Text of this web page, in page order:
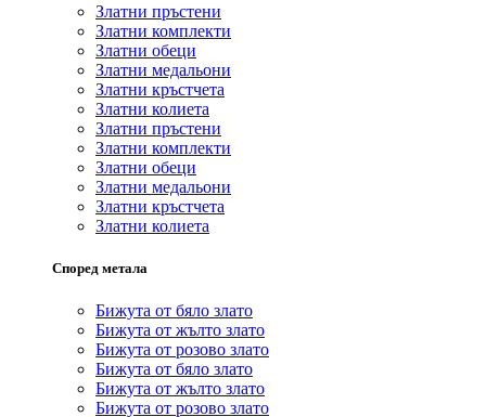
Златни пръстени
Златни комплекти
Златни обеци
Златни медальони
Златни кръстчета
Златни колиета
Златни пръстени
Златни комплекти
Златни обеци
Златни медальони
Златни кръстчета
Златни колиета
Според метала
Бижута от бяло злато
Бижута от жълто злато
Бижута от розово злато
Бижута от бяло злато
Бижута от жълто злато
Бижута от розово злато